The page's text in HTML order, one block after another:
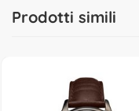
Prodotti simili